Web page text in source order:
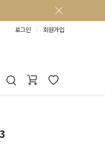
로그인 회원가입